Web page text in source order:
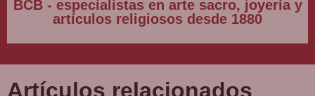
única, con una belleza y un brillo inigualables, gracias a la
técnica artesanal que se utiliza para crear estas piezas en la
dorados que adornan los dibujos de las cuentas de cristal
BCB - especialistas en arte sacro, joyería y
artículos religiosos desde 1880
Artículos relacionados